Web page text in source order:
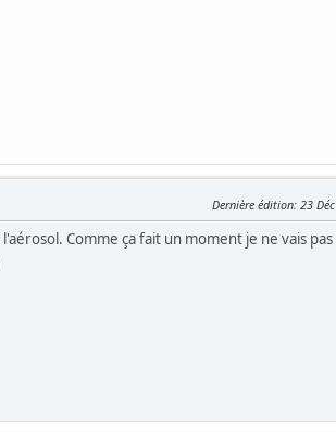
Dernière édition: 23
Comme ça fait un moment je ne vais